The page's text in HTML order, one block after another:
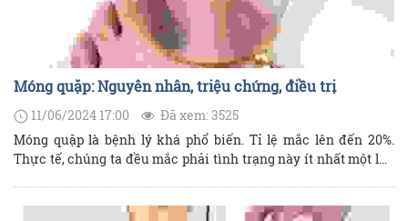
Móng quặp: Nguyên nhân, triệu chứng, điều trị
11/06/2024 17:00
Đã xem: 3525
Móng quặp là bệnh lý khá phổ biến. Tỉ lệ mắc lên đến 20%.
Thực tế, chúng ta đều mắc phải tình trạng này ít nhất một lần